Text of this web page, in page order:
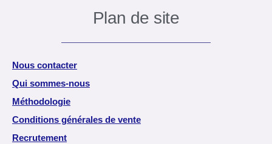
Plan de site
Nous contacter
Qui sommes-nous
Méthodologie
Conditions générales de vente
Recrutement